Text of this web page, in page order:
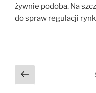
żywnie podoba. Na
do spraw regulacji
Stronicowanie
wpisów
Poprzednia
strona